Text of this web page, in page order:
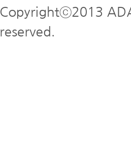
Copyrightⓒ2013
reserved.